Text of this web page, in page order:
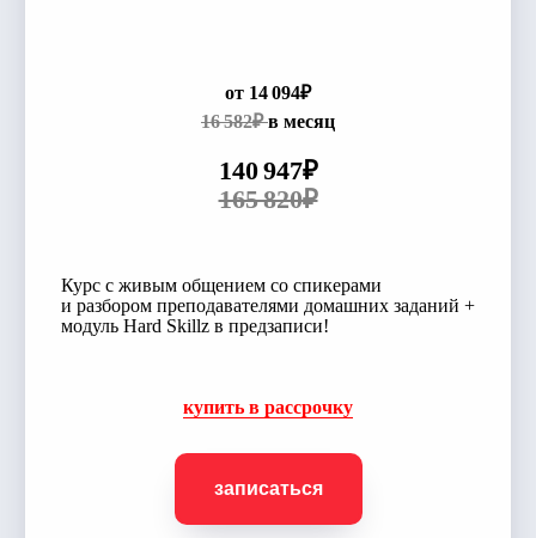
от 14 094₽
16 582₽в месяц
140 947₽
165 820₽
Курс с живым общением со спикерами
и разбором преподавателями домашних заданий +
модуль Hard Skillz в предзаписи!
купить в рассрочку
записаться